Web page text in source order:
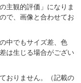
主観的評価」になりま
で、画像と合わせてお
中でもサイズ差、色
は生じる場合がござい
おりません。（記載の